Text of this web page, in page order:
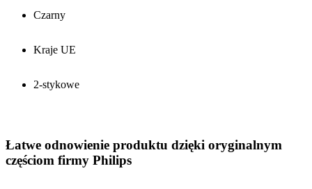
Czarny
Kraje UE
2-stykowe
Łatwe odnowienie produktu dzięki oryginalnym
częściom firmy Philips